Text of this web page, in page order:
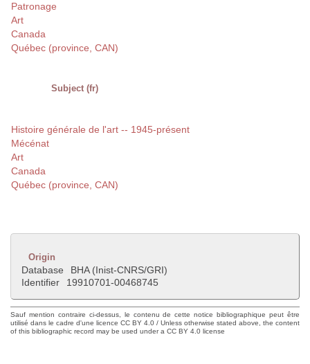
Patronage
Art
Canada
Québec (province, CAN)
Subject (fr)
Histoire générale de l'art -- 1945-présent
Mécénat
Art
Canada
Québec (province, CAN)
Origin
Database
BHA (Inist-CNRS/GRI)
Identifier
19910701-00468745
Sauf mention contraire ci-dessus, le contenu de cette notice bibliographique peut être
utilisé dans le cadre d'une licence CC BY 4.0 / Unless otherwise stated above, the content
of this bibliographic record may be used under a CC BY 4.0 license